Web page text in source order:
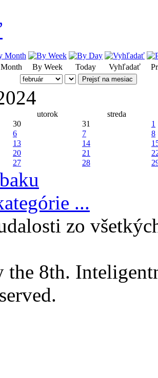
By Week Today Vyhľadať
Prejsť na mesiac
utorok
streda
30 31
1
6 7
8
13 14
20 21
27 28
...
zo
the 8th.